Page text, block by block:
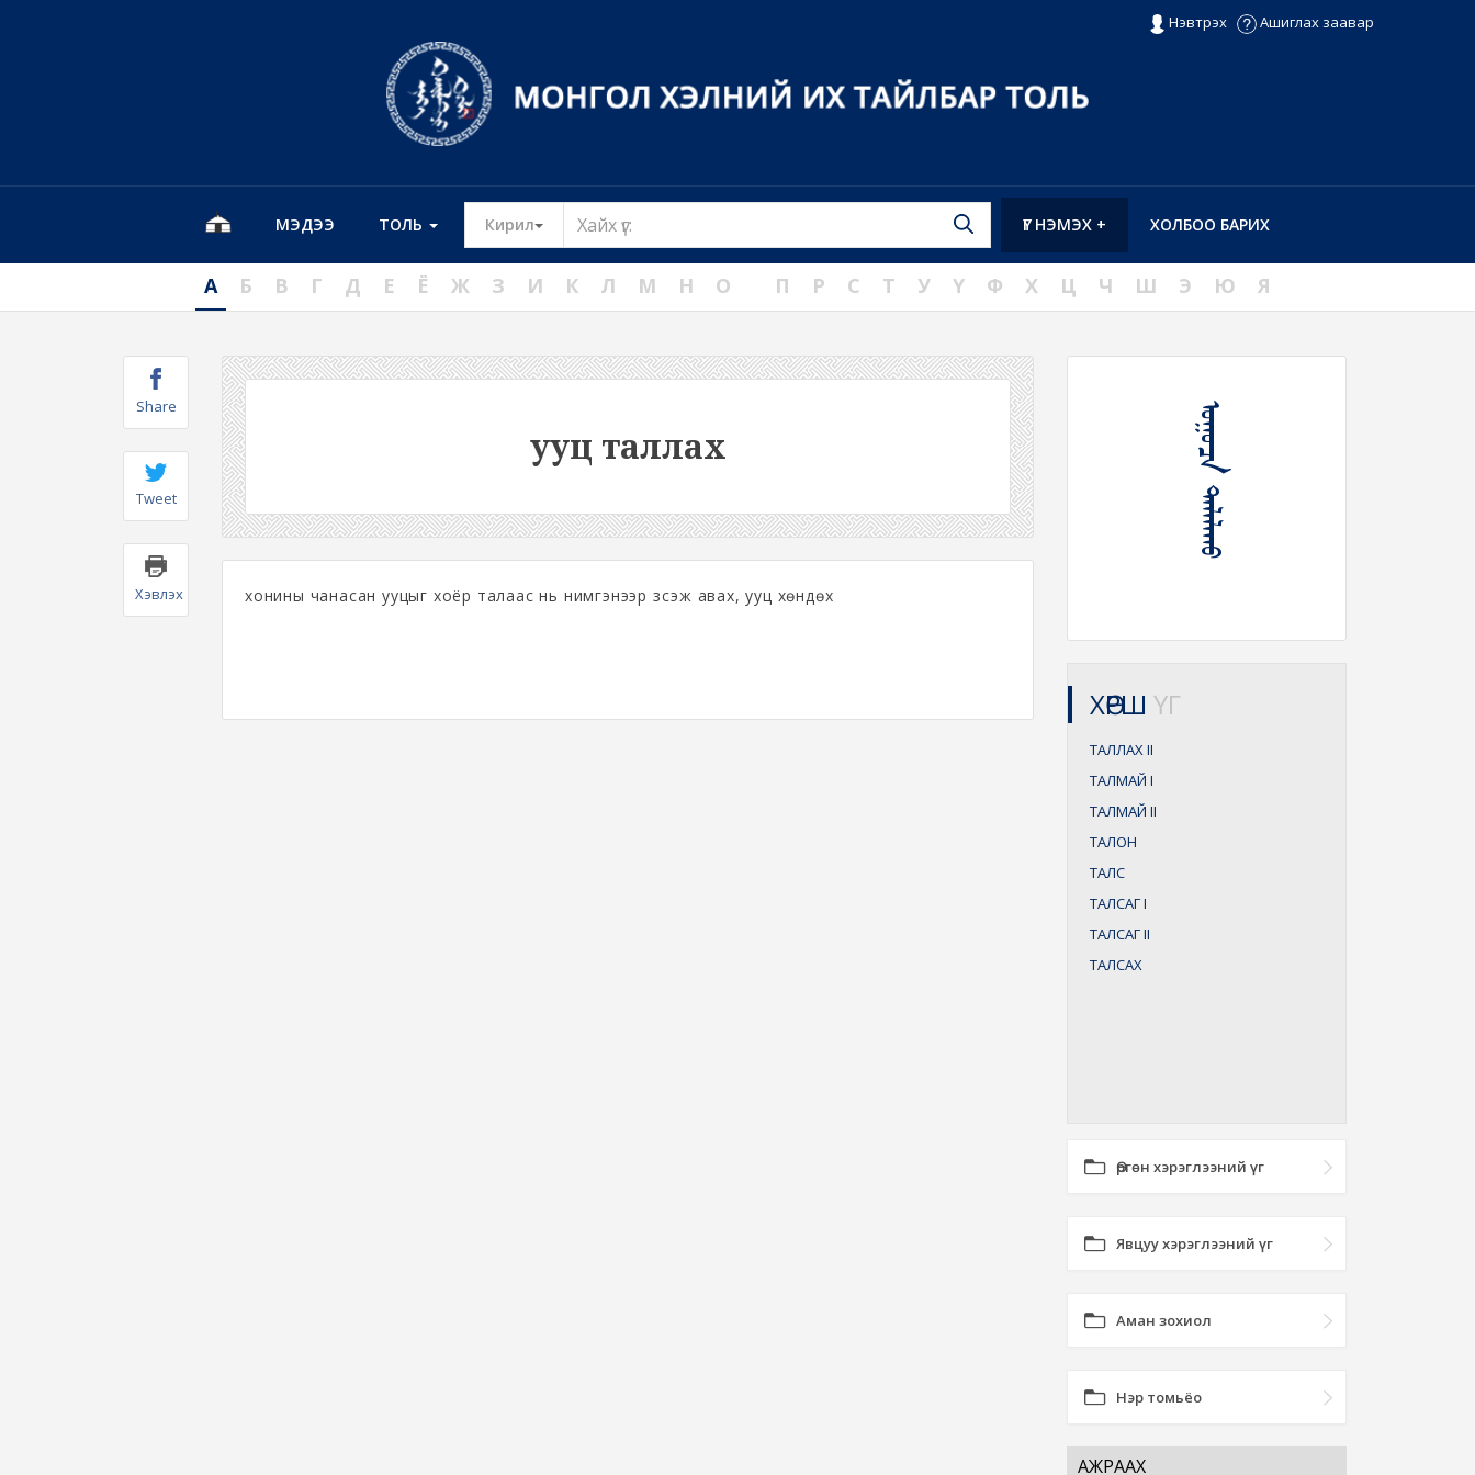
Нэвтрэх Ашиглах заавар
МЭДЭЭ ТОЛЬ Кирил Toggle Dropdown ХОЛБОО БАРИХ
ҮГ НЭМЭХ +
А Б В Г Д Е Ё Ж З И К Л М Н О П Р С Т У Ү Ф Х Ц Ч Ш Э Ю Я
Share
Tweet
Хэвлэх
ууц таллах
хонины чанасан ууцыг хоёр талаас нь нимгэнээр зүсэж авах, ууц хөндөх
ᠤᠭᠤᠴᠠ ᠲᠠᠯᠠᠯᠠᠬᠤ
ХӨРШ ҮГ
ТАЛЛАХII
ТАЛМАЙ I
ТАЛМАЙ II
ТАЛОН
ТАЛС
ТАЛСАГI
ТАЛСАГII
ТАЛСАХ
Өргөн хэрэглээний үг
Явцуу хэрэглээний үг
Аман зохиол
Нэр томьёо
АЖРААХ